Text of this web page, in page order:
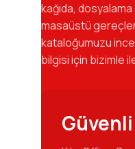
kağıda,
masaüstü
kataloğumuzu
bilgisi için bizimle